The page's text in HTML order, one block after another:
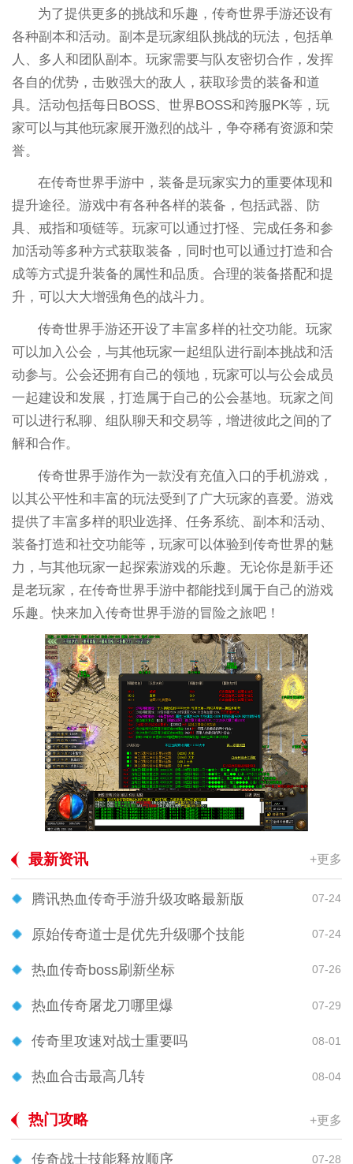
为了提供更多的挑战和乐趣，传奇世界手游还设有
各种副本和活动。副本是玩家组队挑战的玩法，包括单
人、多人和团队副本。玩家需要与队友密切合作，发挥
各自的优势，击败强大的敌人，获取珍贵的装备和道
具。活动包括每日BOSS、世界BOSS和跨服PK等，玩
家可以与其他玩家展开激烈的战斗，争夺稀有资源和荣
誉。
在传奇世界手游中，装备是玩家实力的重要体现和
提升途径。游戏中有各种各样的装备，包括武器、防
具、戒指和项链等。玩家可以通过打怪、完成任务和参
加活动等多种方式获取装备，同时也可以通过打造和合
成等方式提升装备的属性和品质。合理的装备搭配和提
升，可以大大增强角色的战斗力。
传奇世界手游还开设了丰富多样的社交功能。玩家
可以加入公会，与其他玩家一起组队进行副本挑战和活
动参与。公会还拥有自己的领地，玩家可以与公会成员
一起建设和发展，打造属于自己的公会基地。玩家之间
可以进行私聊、组队聊天和交易等，增进彼此之间的了
解和合作。
传奇世界手游作为一款没有充值入口的手机游戏，
以其公平性和丰富的玩法受到了广大玩家的喜爱。游戏
提供了丰富多样的职业选择、任务系统、副本和活动、
装备打造和社交功能等，玩家可以体验到传奇世界的魅
力，与其他玩家一起探索游戏的乐趣。无论你是新手还
是老玩家，在传奇世界手游中都能找到属于自己的游戏
乐趣。快来加入传奇世界手游的冒险之旅吧！
最新资讯 +更多
腾讯热血传奇手游升级攻略最新版 07-24
原始传奇道士是优先升级哪个技能 07-24
热血传奇boss刷新坐标 07-26
热血传奇屠龙刀哪里爆 07-29
传奇里攻速对战士重要吗 08-01
热血合击最高几转 08-04
热门攻略 +更多
传奇战士技能释放顺序 07-28